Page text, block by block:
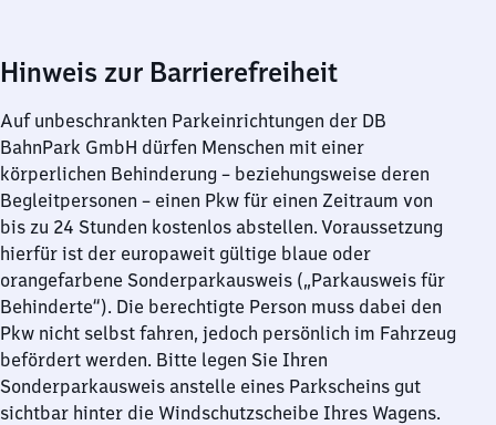
Hinweis zur Barrierefreiheit
Auf unbeschrankten Parkeinrichtungen der DB
BahnPark GmbH dürfen Menschen mit einer
körperlichen Behinderung – beziehungsweise deren
Begleitpersonen – einen Pkw für einen Zeitraum von
bis zu 24 Stunden kostenlos abstellen. Voraussetzung
hierfür ist der europaweit gültige blaue oder
orangefarbene Sonderparkausweis („Parkausweis für
Behinderte“). Die berechtigte Person muss dabei den
Pkw nicht selbst fahren, jedoch persönlich im Fahrzeug
befördert werden. Bitte legen Sie Ihren
Sonderparkausweis anstelle eines Parkscheins gut
sichtbar hinter die Windschutzscheibe Ihres Wagens.